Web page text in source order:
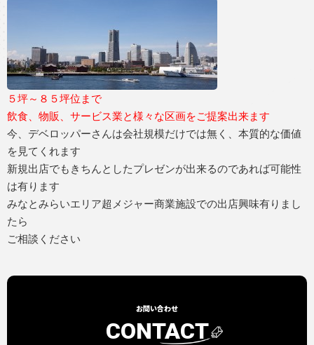
５坪～８５坪位まで
飲食、物販、サービス業と様々な区画をご提案出来ます
今、デベロッパーさんは会社規模だけでは無く、本質的な価値
を見てくれます
新規出店でもきちんとしたプレゼンが出来るのであれば可能性
は有ります
みなとみらいエリア超メジャー商業施設での出店興味有りまし
たら
ご相談ください
お問い合わせ
CONTACT